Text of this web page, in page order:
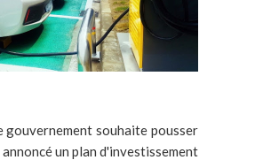
gouvernement souhaite pousser
un plan d'investissement